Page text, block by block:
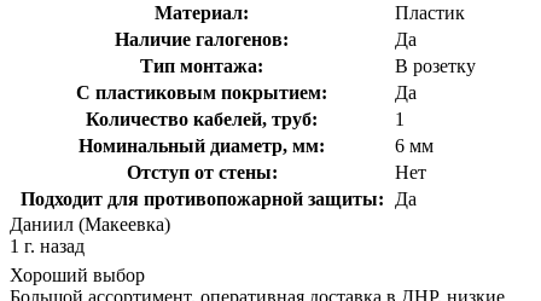
Материал:
Пластик
Наличие галогенов:
Да
Тип монтажа:
В розетку
С пластиковым покрытием:
Да
Количество кабелей, труб:
1
Номинальный диаметр, мм:
6 мм
Отступ от стены:
Нет
Подходит для противопожарной защиты:
Да
Даниил (Макеевка)
1 г. назад
Хороший выбор
Большой ассортимент, оперативная доставка в ДНР, низкие